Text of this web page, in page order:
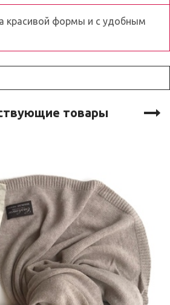
красивой формы и с удобным
товары